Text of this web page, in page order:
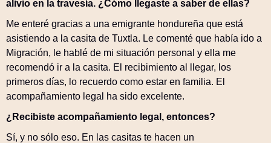
alivio en la travesía. ¿Cómo llegaste a saber de ellas?
Me enteré gracias a una emigrante hondureña que está
asistiendo a la casita de Tuxtla. Le comenté que había ido a
Migración, le hablé de mi situación personal y ella me
recomendó ir a la casita. El recibimiento al llegar, los
primeros días, lo recuerdo como estar en familia. El
acompañamiento legal ha sido excelente.
¿Recibiste acompañamiento legal, entonces?
Sí, y no sólo eso. En las casitas te hacen un